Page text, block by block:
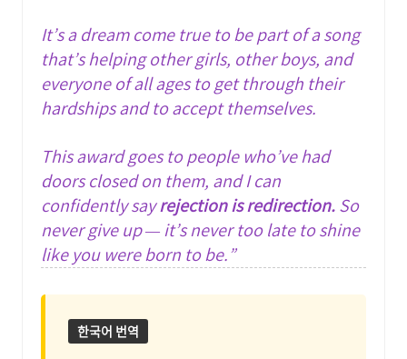
It’s a dream come true to be part of a song
that’s helping other girls, other boys, and
everyone of all ages to get through their
hardships and to accept themselves.
This award goes to people who’ve had
doors closed on them, and I can
confidently sayrejection is redirection.So
never give up — it’s never too late to shine
like you were born to be.”
한국어 번역